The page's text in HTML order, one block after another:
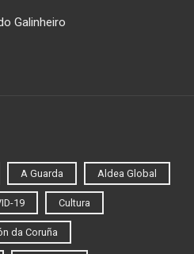
A Guarda Aldea Global
19 Cultura
da Coruña